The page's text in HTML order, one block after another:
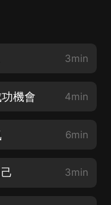
3min
機會 4min
6min
3min